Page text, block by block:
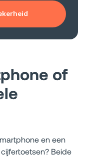
of
en een
Beide